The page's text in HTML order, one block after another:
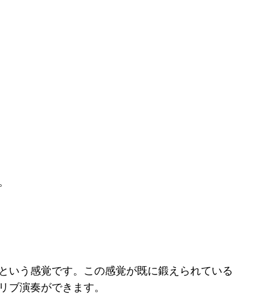
いう感覚です。この感覚が既に鍛えられている
演奏ができます。